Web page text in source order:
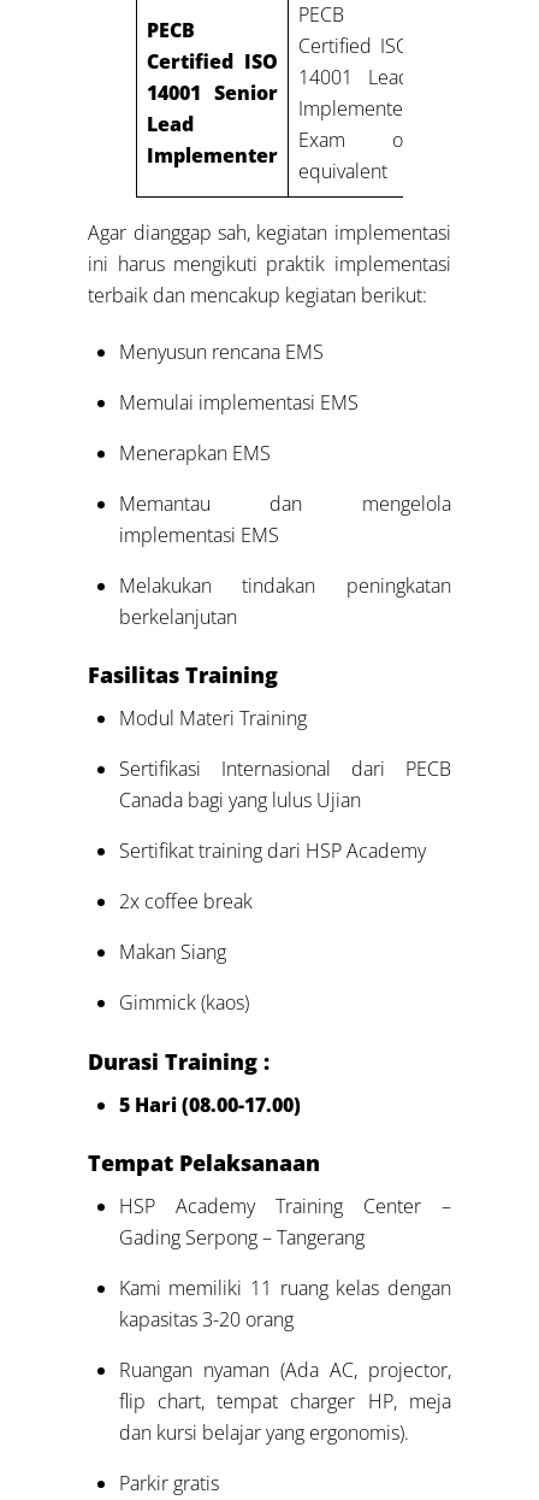
PECB
Certified ISO
14001 Senior
Lead
Implementer
PECB
Certified ISO
14001 Lead
Implementer
Exam or
equivalent
Agar dianggap sah, kegiatan implementasi
ini harus mengikuti praktik implementasi
terbaik dan mencakup kegiatan berikut:
Menyusun rencana EMS
Memulai implementasi EMS
Menerapkan EMS
Memantau dan mengelola
implementasi EMS
Melakukan tindakan peningkatan
berkelanjutan
Fasilitas Training
Modul Materi Training
Sertifikasi Internasional dari PECB
Canada bagi yang lulus Ujian
Sertifikat training dari HSP Academy
2x coffee break
Makan Siang
Gimmick (kaos)
Durasi Training :
5 Hari (08.00-17.00)
Tempat Pelaksanaan
HSP Academy Training Center –
Gading Serpong – Tangerang
Kami memiliki 11 ruang kelas dengan
kapasitas 3-20 orang
Ruangan nyaman (Ada AC, projector,
flip chart, tempat charger HP, meja
dan kursi belajar yang ergonomis).
Parkir gratis